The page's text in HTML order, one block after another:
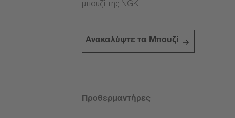
μπουζί της NGK.
Ανακαλύψτε τα Μπουζί
Προθερμαντήρες